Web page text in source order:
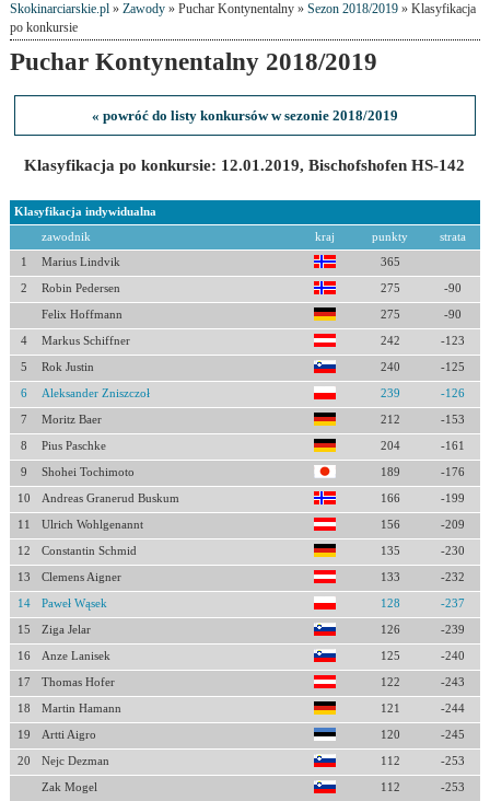
Skokinarciarskie.pl» Zawody» Puchar Kontynentalny » Sezon 2018/2019» Klasyfikacja
po konkursie
Puchar Kontynentalny 2018/2019
« powróć do listy konkursów w sezonie 2018/2019
Klasyfikacja po konkursie: 12.01.2019, Bischofshofen HS-142
Klasyfikacja indywidualna
zawodnik kraj punkty strata
1 Marius Lindvik 365
2 Robin Pedersen 275 -90
Felix Hoffmann 275 -90
4 Markus Schiffner 242 -123
5 Rok Justin 240 -125
6 Aleksander Zniszczoł 239 -126
7 Moritz Baer 212 -153
8 Pius Paschke 204 -161
9 Shohei Tochimoto 189 -176
10 Andreas Granerud Buskum 166 -199
11 Ulrich Wohlgenannt 156 -209
12 Constantin Schmid 135 -230
13 Clemens Aigner 133 -232
14 Paweł Wąsek 128 -237
15 Ziga Jelar 126 -239
16 Anze Lanisek 125 -240
17 Thomas Hofer 122 -243
18 Martin Hamann 121 -244
19 Artti Aigro 120 -245
20 Nejc Dezman 112 -253
Zak Mogel 112 -253